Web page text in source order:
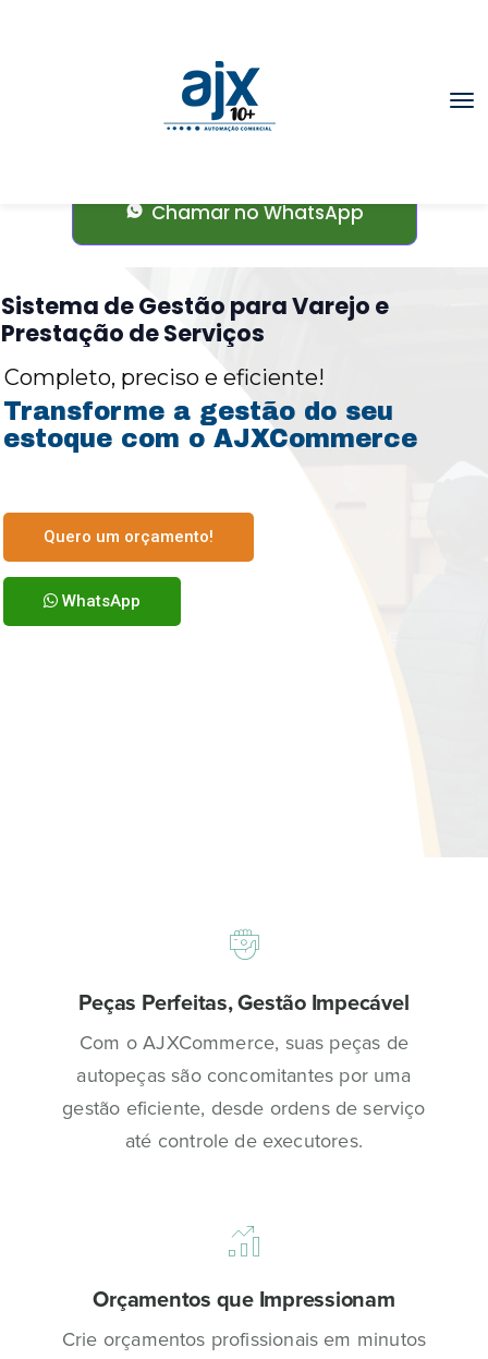
Sistema deGestão para
Chamar no WhatsApp
Transforme a gestão do seu
estoque com o AJXCommerce
Completo, preciso e eficiente!
Sistema de Gestão para Varejo e
Prestação de Serviços
Quero um orçamento!
WhatsApp
Peças Perfeitas, Gestão Impecável
Com o AJXCommerce, suas peças de
autopeças são concomitantes por uma
gestão eficiente, desde ordens de serviço
até controle de executores.
Orçamentos que Impressionam
Crie orçamentos profissionais em minutos